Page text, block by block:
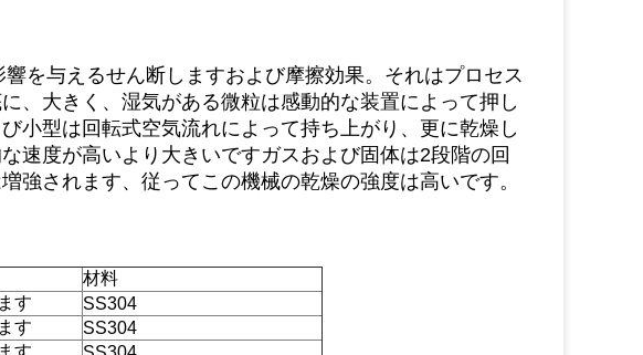
を与えるせん断しますおよび摩擦効果。それはプロセス
、大きく、湿気がある微粒は感動的な装置によって押し
小型は回転式空気流れによって持ち上がり、更に乾燥し
速度が高いより大きいですガスおよび固体は2段階の回
強されます、従ってこの機械の乾燥の強度は高いです。
材料
す
SS304
す
SS304
す